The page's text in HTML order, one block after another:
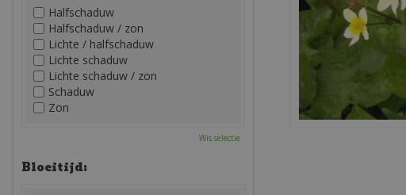
Halfschaduw
Halfschaduw / zon
Lichte / halfschaduw
Lichte schaduw
Lichte schaduw / zon
Schaduw
Zon
Wis selectie
Bloeitijd: